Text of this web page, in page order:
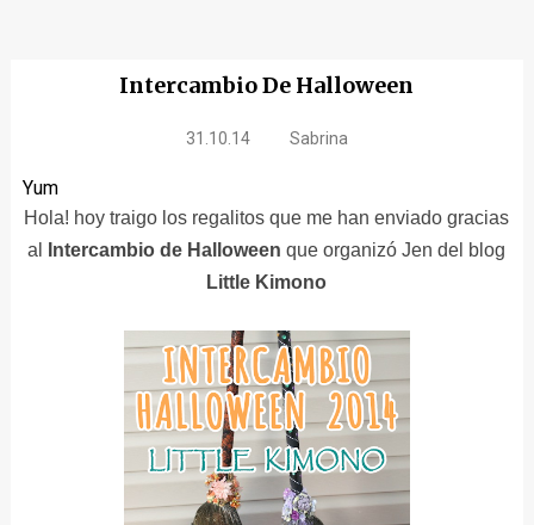
Intercambio De Halloween
31.10.14 Sabrina
Yum
Hola! hoy traigo los regalitos que me han enviado gracias
al
Intercambio de Halloween que organizó Jen del blog
Little Kimono